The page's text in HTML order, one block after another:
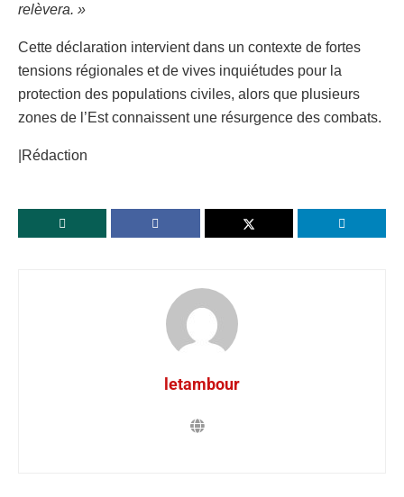
relèvera. »
Cette déclaration intervient dans un contexte de fortes
tensions régionales et de vives inquiétudes pour la
protection des populations civiles, alors que plusieurs
zones de l’Est connaissent une résurgence des combats.
|Rédaction
letambour